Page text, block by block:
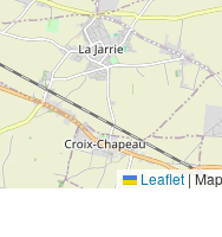
Leaflet |